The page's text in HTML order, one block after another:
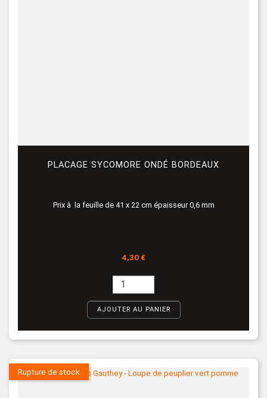
PLACAGE SYCOMORE ONDÉ BORDEAUX
Prix à la feuille de 41 x 22 cm épaisseur 0,6 mm
Prix
4,30 €
AJOUTER AU PANIER
Rupture de stock